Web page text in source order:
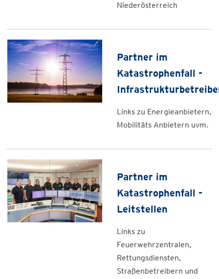
Niederösterreich
Partner im
Katastrophenfall -
Links zu Energieanbietern,
Mobilitäts Anbietern uvm.
Partner im
Katastrophenfall -
Leitstellen
Links zu
Feuerwehrzentralen,
Rettungsdiensten,
Straßenbetreibern und